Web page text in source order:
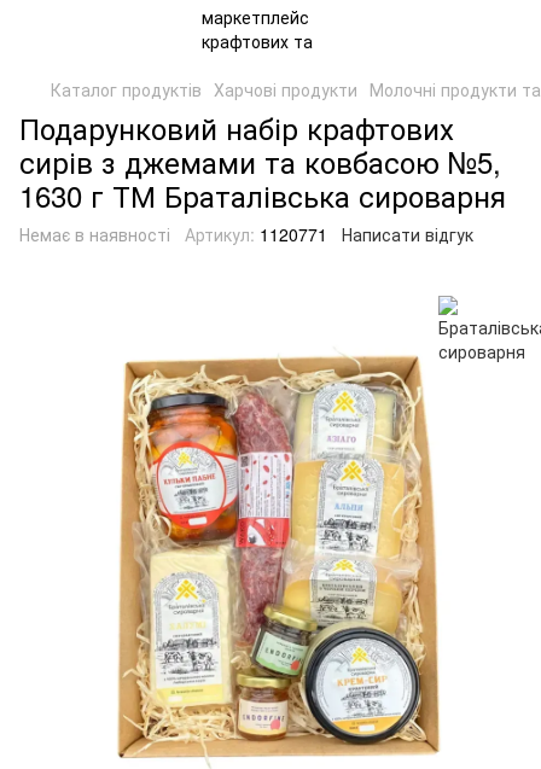
Каталог продуктів Харчові продукти Молочні продукти
Подарунковий набір крафтових
сирів з джемами та ковбасою №5,
1630 г ТМ Браталівська сироварня
Немає в наявності Артикул: 1120771 Написати відгук